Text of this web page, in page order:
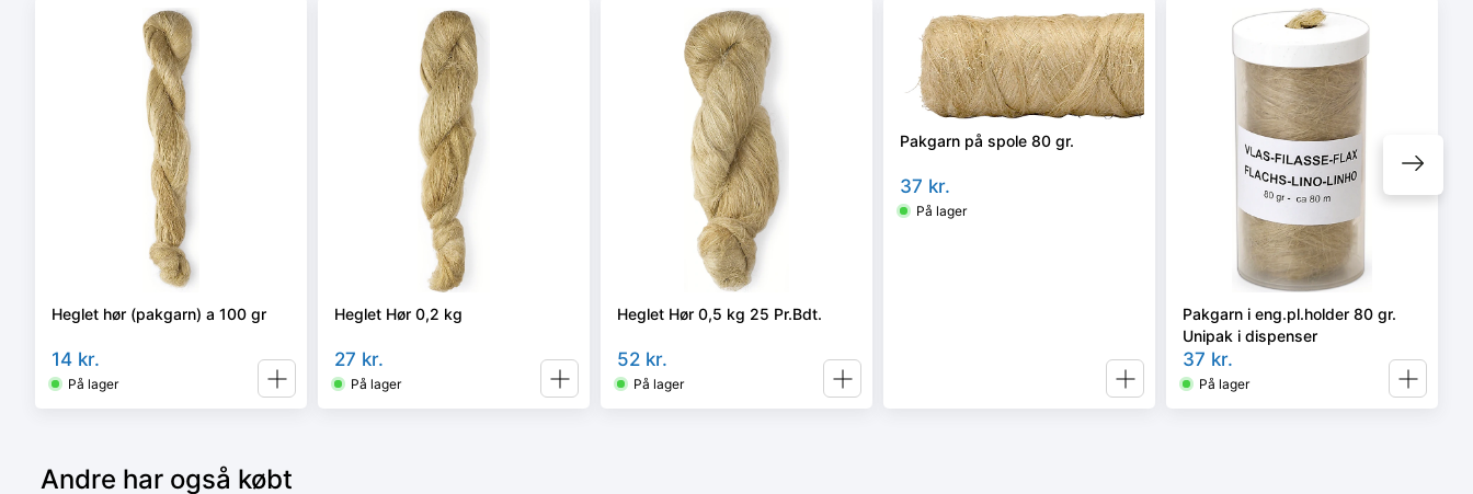
Heglet hør (pakgarn) a 100 gr
14 kr.
På lager
Heglet Hør 0,2 kg
27 kr.
På lager
Heglet Hør 0,5 kg 25 Pr.Bdt.
52 kr.
På lager
Pakgarn på spole 80 gr.
37 kr.
På lager
Pakgarn i eng.pl.holder 80 gr.
Unipak i dispenser
37 kr.
På lager
Andre har også købt